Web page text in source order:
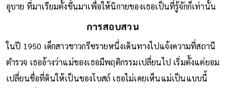
อุบาย ที่มาเรียมตั้งขึ้นมาเพื่อให้นิกายของเธอเป็นที่รู้จักก็เท่านั้น
การสอบสวน
ในปี 1950 เด็กสาวชาวกรีซรายหนึ่งเดินทางไปแจ้งความที่สถานี
ตำรวจ เธออ้างว่าแม่ของเธอมีพฤติกรรมเปลี่ยนไป เริ่มตั้งแต่ยอม
เปลี่ยนชื่อที่ดินให้เป็นของโบสถ์ เธอไม่เคยเห็นแม่เป็นแบบนี้